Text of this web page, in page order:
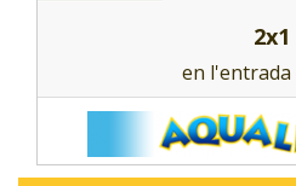
2x1
en l'entrada